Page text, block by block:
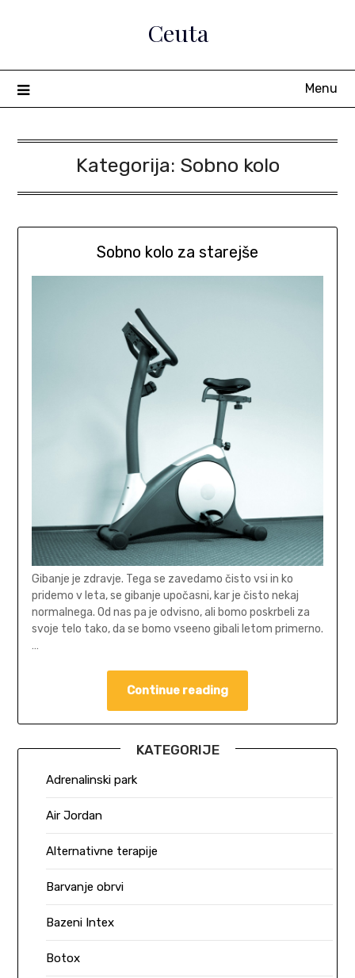
Ceuta
Menu
Kategorija: Sobno kolo
Sobno kolo za starejše
Gibanje je zdravje. Tega se zavedamo čisto vsi in ko
pridemo v leta, se gibanje upočasni, kar je čisto nekaj
normalnega. Od nas pa je odvisno, ali bomo poskrbeli za
svoje telo tako, da se bomo vseeno gibali letom primerno.
…
Continue reading
KATEGORIJE
Adrenalinski park
Air Jordan
Alternativne terapije
Barvanje obrvi
Bazeni Intex
Botox